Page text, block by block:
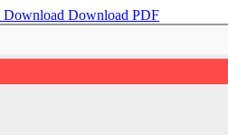
Download Download PDF